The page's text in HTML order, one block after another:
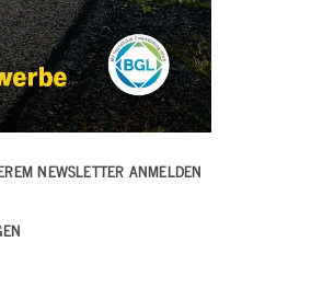
NEWSLETTER ANMELDEN